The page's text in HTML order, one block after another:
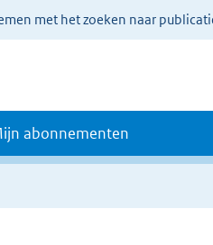
met het zoeken naar
abonnementen